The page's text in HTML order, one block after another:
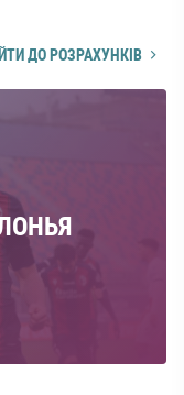
ДО РОЗРАХУНКІВ